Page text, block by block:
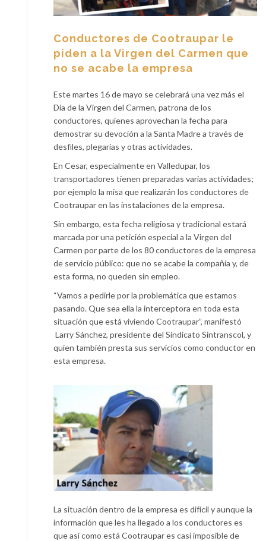
Conductores de Cootraupar le
piden a la Virgen del Carmen que
no se acabe la empresa
Este martes 16 de mayo se celebrará una vez más el
Día de la Virgen del Carmen, patrona de los
conductores, quienes aprovechan la fecha para
demostrar su devoción a la Santa Madre a través de
desfiles, plegarias y otras actividades.
En Cesar, especialmente en Valledupar, los
transportadores tienen preparadas varias actividades;
por ejemplo la misa que realizarán los conductores de
Cootraupar en las instalaciones de la empresa.
Sin embargo, esta fecha religiosa y tradicional estará
marcada por una petición especial a la Virgen del
Carmen por parte de los 80 conductores de la empresa
de servicio público: que no se acabe la compañía y, de
esta forma, no queden sin empleo.
“Vamos a pedirle por la problemática que estamos
pasando. Que sea ella la interceptora en toda esta
situación que está viviendo Cootraupar”, manifestó
Larry Sánchez, presidente del Sindicato Sintranscol, y
quien también presta sus servicios como conductor en
esta empresa.
La situación dentro de la empresa es difícil y aunque la
información que les ha llegado a los conductores es
que así como está Cootraupar es casi imposible de